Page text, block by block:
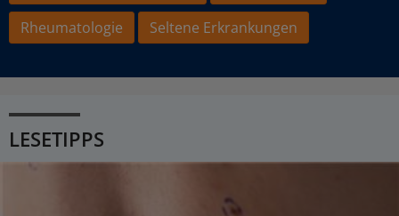
Rheumatologie
Seltene Erkrankungen
LESETIPPS